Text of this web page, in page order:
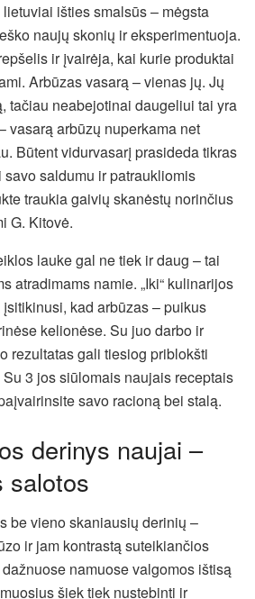
išties smalsūs – mėgsta
naujų skonių ir eksperimentuoja.
ir įvairėja, kai kurie produktai
Arbūzas vasarą – vienas jų. Jų
tačiau neabejotinai daugeliui tai yra
vasarą arbūzų nuperkama net
Būtent vidurvasarį prasideda tikras
saldumu ir patraukliomis
traukia gaivių skanėstų norinčius
G. Kitovė.
lauke gal ne tiek ir daug – tai
atradimams namie. „Iki“ kulinarijos
kad arbūzas – puikus
kelionėse. Su juo darbo ir
rezultatas gali tiesiog priblokšti
3 jos siūlomais naujais receptais
savo racioną bei stalą.
derinys naujai –
salotos
be vieno skaniausių derinių –
ir jam kontrastą suteikiančios
namuose valgomos ištisą
šiek tiek nustebinti ir